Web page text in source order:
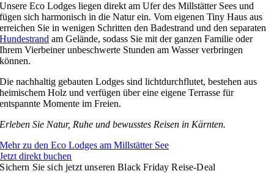
Unsere Eco Lodges liegen direkt am Ufer des Millstätter Sees und
fügen sich harmonisch in die Natur ein. Vom eigenen Tiny Haus aus
erreichen Sie in wenigen Schritten den Badestrand und den separaten
Hundestrand am Gelände, sodass Sie mit der ganzen Familie oder
Ihrem Vierbeiner unbeschwerte Stunden am Wasser verbringen
können.
Die nachhaltig gebauten Lodges sind lichtdurchflutet, bestehen aus
heimischem Holz und verfügen über eine eigene Terrasse für
entspannte Momente im Freien.
Erleben Sie Natur, Ruhe und bewusstes Reisen in Kärnten.
Mehr zu den Eco Lodges am Millstätter See
Jetzt direkt buchen
Sichern Sie sich jetzt unseren Black Friday Reise-Deal